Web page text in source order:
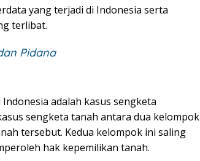
yang terjadi di Indonesia serta
terlibat.
Pidana
adalah kasus sengketa
sengketa tanah antara dua kelompok
tersebut. Kedua kelompok ini saling
hak kepemilikan tanah.